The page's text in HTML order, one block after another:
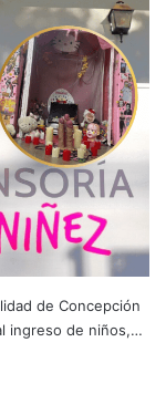
de Concepción
ingreso de niños,…